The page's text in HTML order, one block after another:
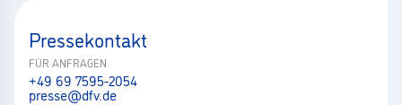
Pressekontakt
FÜR ANFRAGEN
+49 69 7595-2054
presse@dfv.de